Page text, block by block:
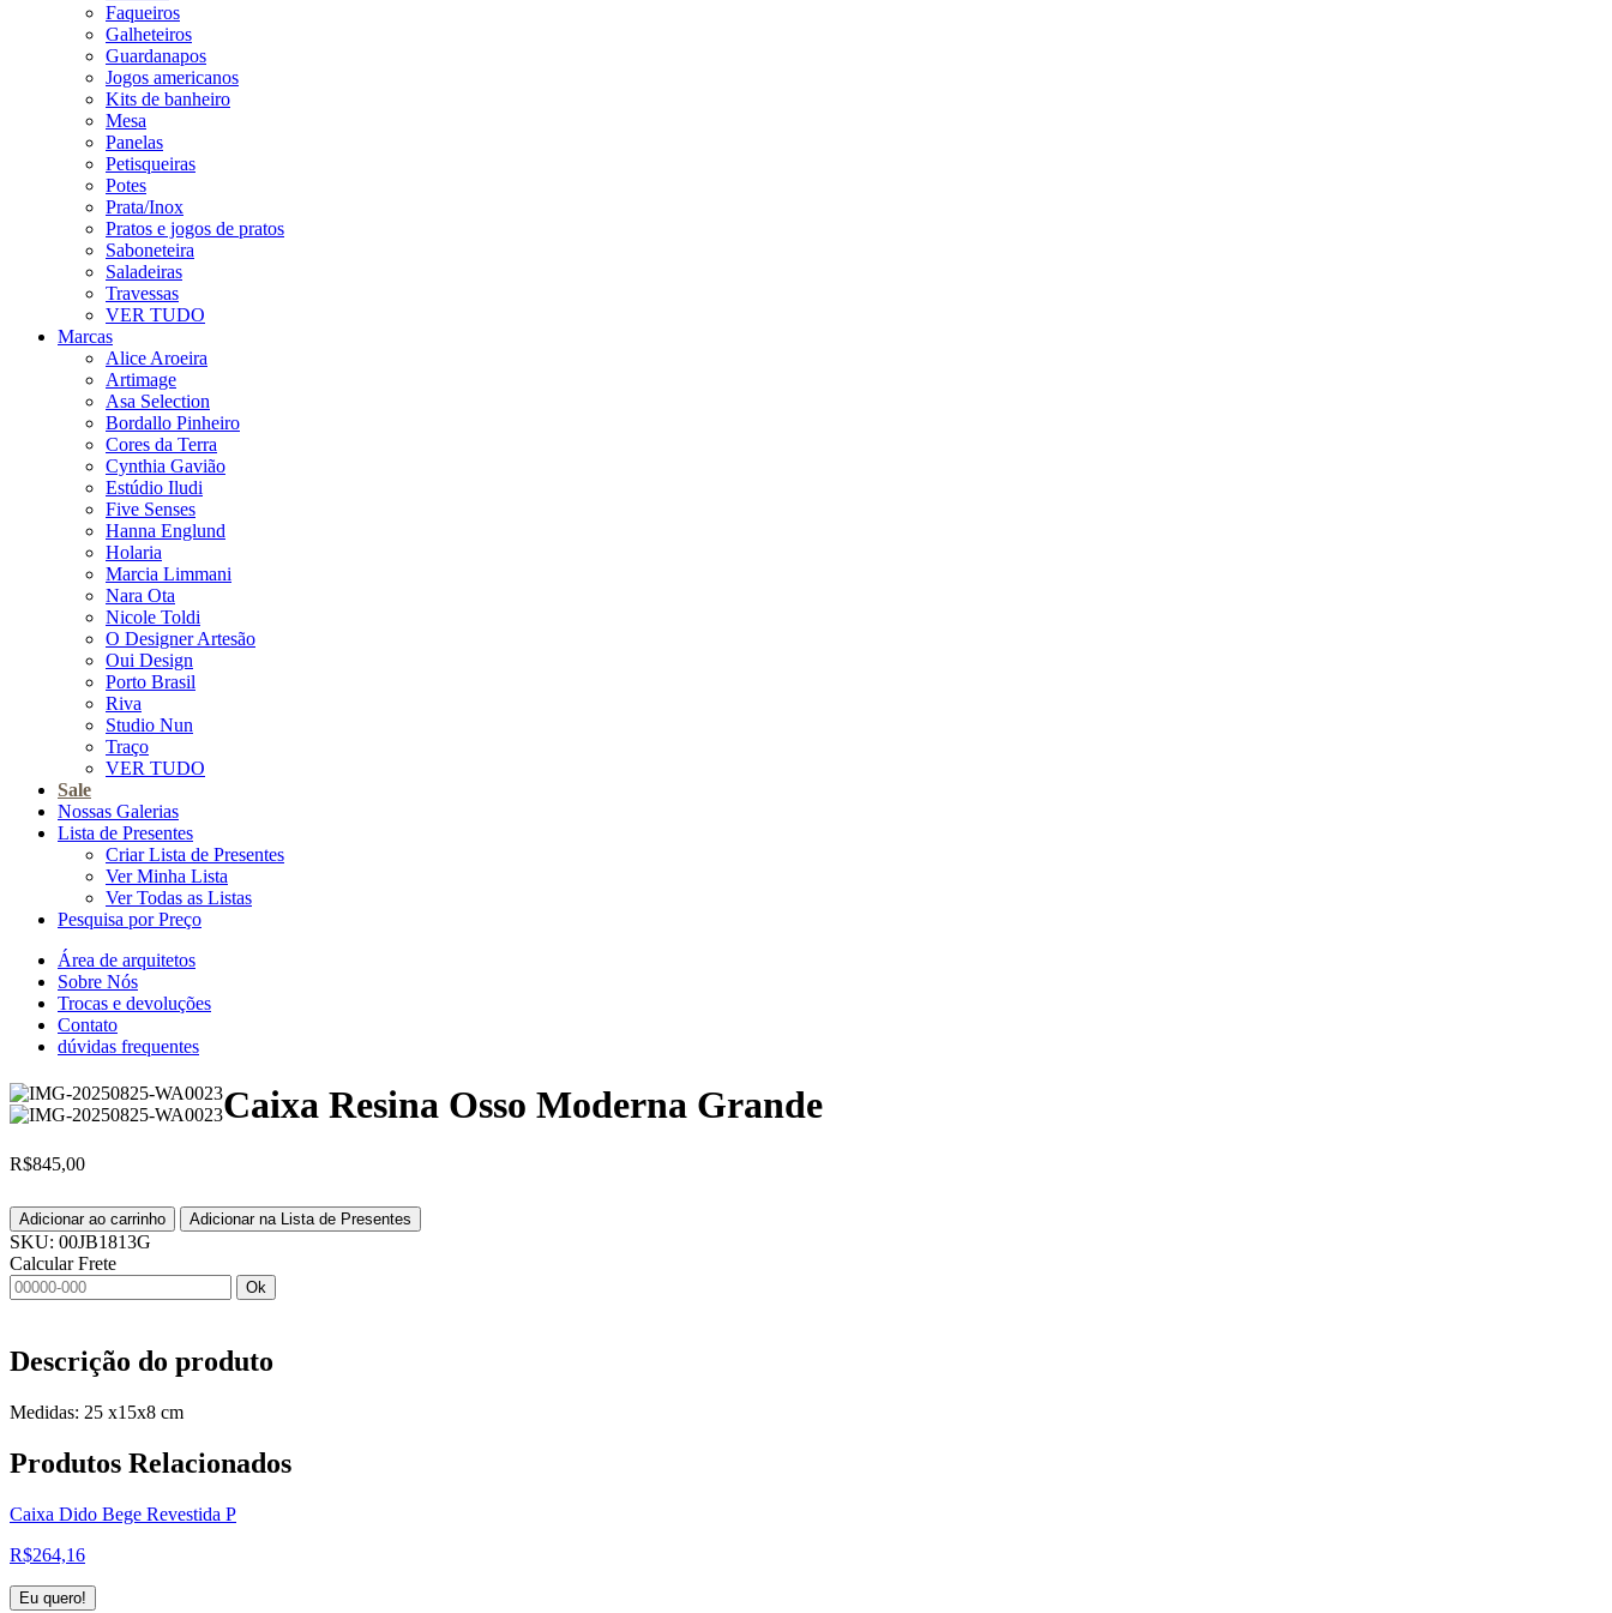
Faqueiros
Galheteiros
Guardanapos
Jogos americanos
Kits de banheiro
Mesa
Panelas
Petisqueiras
Potes
Prata/Inox
Pratos e jogos de pratos
Saboneteira
Saladeiras
Travessas
VER TUDO
Marcas
Alice Aroeira
Artimage
Asa Selection
Bordallo Pinheiro
Cores da Terra
Cynthia Gavião
Estúdio Iludi
Five Senses
Hanna Englund
Holaria
Marcia Limmani
Nara Ota
Nicole Toldi
O Designer Artesão
Oui Design
Porto Brasil
Riva
Studio Nun
Traço
VER TUDO
Sale
Nossas Galerias
Lista de Presentes
Criar Lista de Presentes
Ver Minha Lista
Ver Todas as Listas
Pesquisa por Preço
Área de arquitetos
Sobre Nós
Trocas e devoluções
Contato
dúvidas frequentes
Caixa Resina Osso Moderna Grande
R$845,00
Adicionar ao carrinho Adicionar na Lista de Presentes
SKU: 00JB1813G
Calcular Frete
Ok
Descrição do produto
Medidas: 25 x15x8 cm
Produtos Relacionados
Caixa Dido Bege Revestida P
R$264,16
Eu quero!